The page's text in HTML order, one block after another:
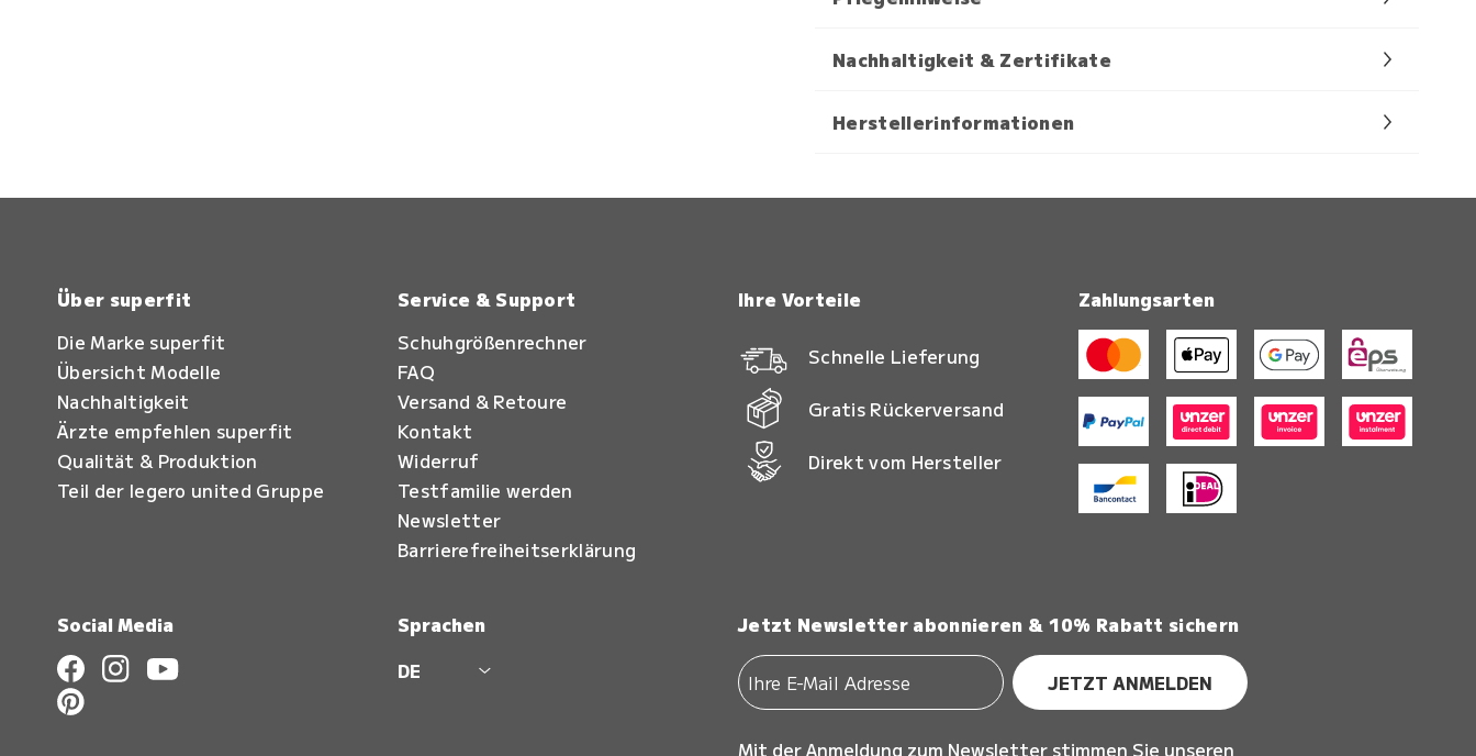
Nachhaltigkeit & Zertifikate
Herstellerinformationen
Über superfit
Die Marke superfit
Übersicht Modelle
Nachhaltigkeit
Ärzte empfehlen superfit
Qualität & Produktion
Teil der legero united Gruppe
Service & Support
Schuhgrößenrechner
FAQ
Versand & Retoure
Kontakt
Widerruf
Testfamilie werden
Newsletter
Barrierefreiheitserklärung
Ihre Vorteile
Schnelle Lieferung
Gratis Rückerversand
Direkt vom Hersteller
Zahlungsarten
Social Media
Sprachen
DE
Jetzt Newsletter abonnieren & 10% Rabatt sichern
JETZT ANMELDEN
Mit der Anmeldung zum Newsletter stimmen Sie unseren